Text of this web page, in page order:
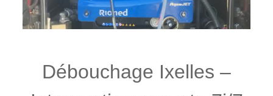
Débouchage Ixelles –